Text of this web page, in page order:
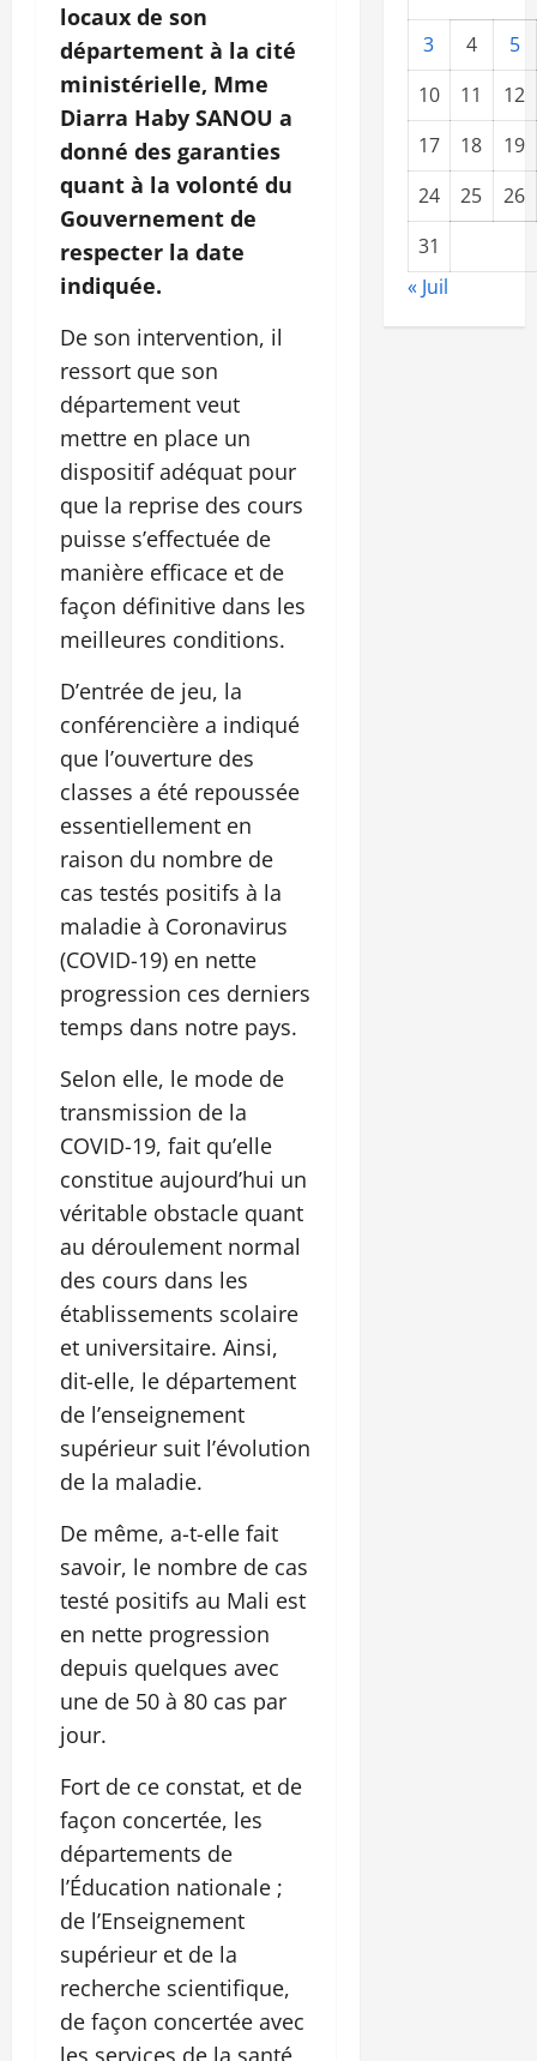
locaux de son
département à la cité
ministérielle, Mme
Diarra Haby SANOU a
donné des garanties
quant à la volonté du
Gouvernement de
respecter la date
indiquée.
De son intervention, il
ressort que son
département veut
mettre en place un
dispositif adéquat pour
que la reprise des cours
puisse s’effectuée de
manière efficace et de
façon définitive dans les
meilleures conditions.
D’entrée de jeu, la
conférencière a indiqué
que l’ouverture des
classes a été repoussée
essentiellement en
raison du nombre de
cas testés positifs à la
maladie à Coronavirus
(COVID-19) en nette
progression ces derniers
temps dans notre pays.
Selon elle, le mode de
transmission de la
COVID-19, fait qu’elle
constitue aujourd’hui un
véritable obstacle quant
au déroulement normal
des cours dans les
établissements scolaire
et universitaire. Ainsi,
dit-elle, le département
de l’enseignement
supérieur suit l’évolution
de la maladie.
De même, a-t-elle fait
savoir, le nombre de cas
testé positifs au Mali est
en nette progression
depuis quelques avec
une de 50 à 80 cas par
jour.
Fort de ce constat, et de
façon concertée, les
départements de
l’Éducation nationale ;
de l’Enseignement
supérieur et de la
recherche scientifique,
de façon concertée avec
les services de la santé
3 4
5
10
11
12
17
18
19
24
25
26
31
« Juil